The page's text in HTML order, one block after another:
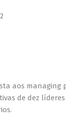
aos managing
de dez líderes